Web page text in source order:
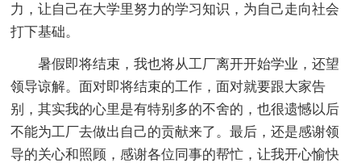
力，让自己在大学里努力的学习知识，为自己走向社会
打下基础。
暑假即将结束，我也将从工厂离开开始学业，还望
领导谅解。面对即将结束的工作，面对就要跟大家告
别，其实我的心里是有特别多的不舍的，也很遗憾以后
不能为工厂去做出自己的贡献来了。最后，还是感谢领
导的关心和照顾，感谢各位同事的帮忙，让我开心愉快